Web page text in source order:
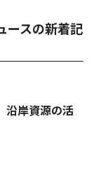
ースの新着記
岸資源の活